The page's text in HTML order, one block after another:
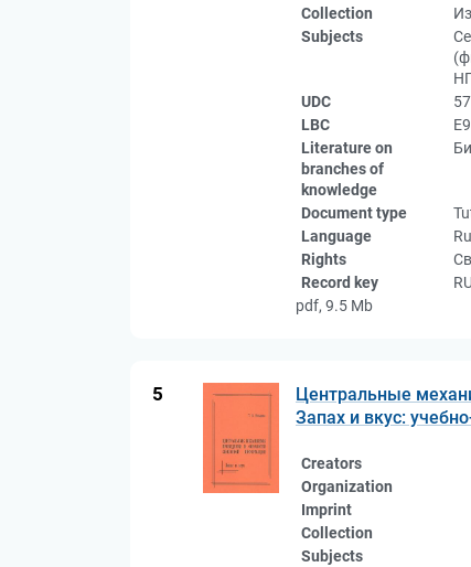
Collection
Subjects
UDC
LBC
Literature on
branches of
knowledge
Document type
Language
Rights
Record key
pdf, 9.5 Mb
5
Центральные
Запах и вкус:
Creators
Organization
Imprint
Collection
Subjects